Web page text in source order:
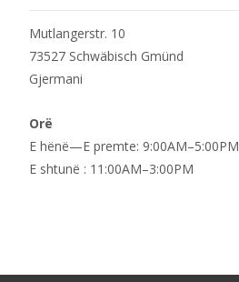
Mutlangerstr. 10
73527 Schwäbisch Gmünd
Gjermani
Orë
E hënë—E premte: 9:00AM–5:00PM
E shtunë : 11:00AM–3:00PM